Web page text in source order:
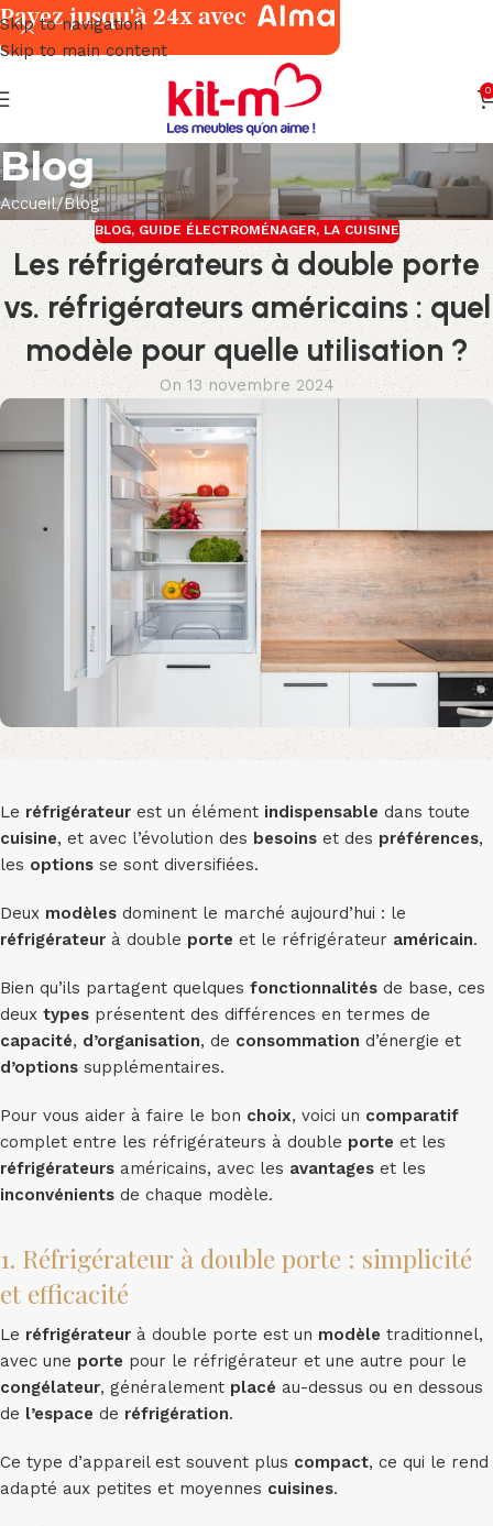
Skip to navigation
Skip to main content
0
Blog
Accueil Blog
BLOG, GUIDE ÉLECTROMÉNAGER, LA CUISINE
Les réfrigérateurs à double porte
vs. réfrigérateurs américains : quel
modèle pour quelle utilisation ?
On 13 novembre 2024
Le réfrigérateur est un élément indispensable dans toute
cuisine, et avec l’évolution des besoins et des préférences,
les options se sont diversifiées.
Deux modèles dominent le marché aujourd’hui : le
réfrigérateur à double porte et le réfrigérateur américain.
Bien qu’ils partagent quelques fonctionnalités de base, ces
deux types présentent des différences en termes de
capacité, d’organisation, de consommation d’énergie et
d’options supplémentaires.
Pour vous aider à faire le bon choix, voici un comparatif
complet entre les réfrigérateurs à double porte et les
réfrigérateurs américains, avec les avantages et les
inconvénients de chaque modèle.
1. Réfrigérateur à double porte : simplicité
et efficacité
Le réfrigérateur à double porte est un modèle traditionnel,
avec une porte pour le réfrigérateur et une autre pour le
congélateur, généralement placé au-dessus ou en dessous
de l’espace de réfrigération.
Ce type d’appareil est souvent plus compact, ce qui le rend
adapté aux petites et moyennes cuisines.
Payez jusqu'à 24x avec